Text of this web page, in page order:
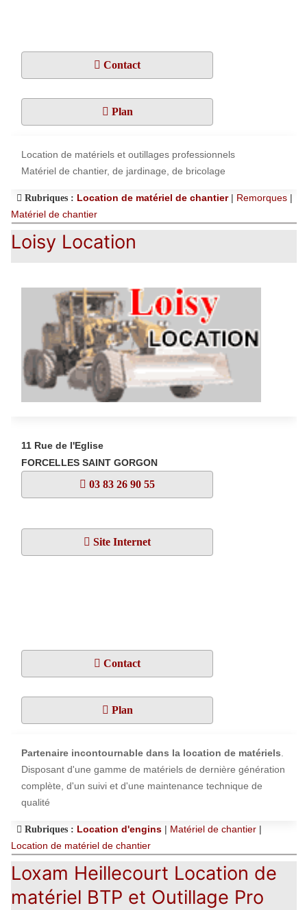
Contact
Plan
Location de matériels et outillages professionnels
Matériel de chantier, de jardinage, de bricolage
Rubriques : Location de matériel de chantier | Remorques |
Matériel de chantier
Loisy Location
11 Rue de l'Eglise
FORCELLES SAINT GORGON
03 83 26 90 55
Site Internet
Contact
Plan
Partenaire incontournable dans la location de matériels
Disposant d'une gamme de matériels de dernière génération
complète, d'un suivi et d'une maintenance technique de
qualité
Rubriques : Location d'engins | Matériel de chantier |
Location de matériel de chantier
Loxam Heillecourt Location de
matériel BTP et Outillage Pro